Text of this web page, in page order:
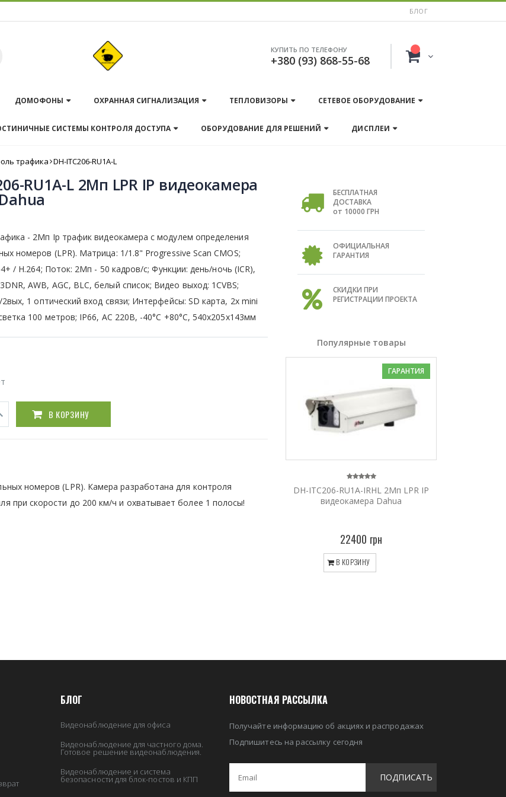
БЛОГ
КУПИТЬ ПО ТЕЛЕФОНУ
+380 (93) 868-55-68
ДОМОФОНЫ ОХРАННАЯ СИГНАЛИЗАЦИЯ ТЕПЛОВИЗОРЫ СЕТЕВОЕ ОБОРУДОВАНИЕ
СИСТЕМЫ КОНТРОЛЯ ДОСТУПА ОБОРУДОВАНИЕ ДЛЯ РЕШЕНИЙ ДИСПЛЕИ
трафика DH-ITC206-RU1A-L
RU1A-L 2Мп LPR IP видеокамера
- 2Мп Ip трафик видеокамера с модулем определения
номеров (LPR). Матрица: 1/1.8" Progressive Scan CMOS;
/ H.264; Поток: 2Мп - 50 кадров/с; Функции: день/ночь (ICR),
AWB, AGC, BLC, белый список; Видео выход: 1CVBS;
2вых, 1 оптический вход связи; Интерфейсы: SD карта, 2х mini
100 метров; IP66, AC 220В, -40°С +80°С, 540х205х143мм
В КОРЗИНУ
номеров (LPR). Камера разработана для контроля
при скорости до 200 км/ч и охватывает более 1 полосы!
БЕСПЛАТНАЯ
ДОСТАВКА
от 10000 ГРН
ОФИЦИАЛЬНАЯ
ГАРАНТИЯ
СКИДКИ ПРИ
РЕГИСТРАЦИИ ПРОЕКТА
Популярные товары
ГАРАНТИЯ
DH-ITC206-RU1A-IRHL 2Мп LPR IP
видеокамера Dahua
22400 грн
В КОРЗИНУ
БЛОГ
Видеонаблюдение для офиса
Видеонаблюдение для частного дома.
Готовое решение видеонаблюдения.
Видеонаблюдение и система
безопасности для блок-постов и КПП
НОВОСТНАЯ РАССЫЛКА
Получайте информацию об акциях и распродажах
Подпишитесь на рассылку сегодня
ПОДПИСАТЬ